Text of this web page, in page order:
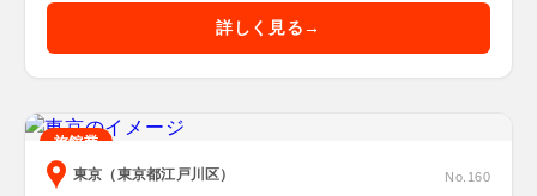
詳しく見る
旅館業
東京（東京都江戸川区）
No.160